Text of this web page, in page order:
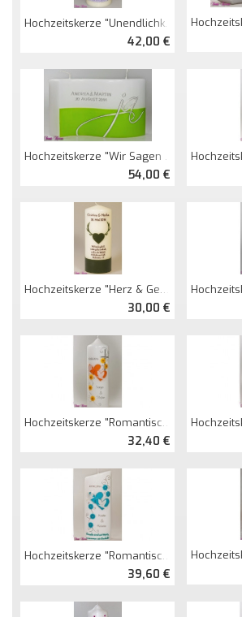
Hochzeitskerze "Unendlichkeitszeichen Mit Spitze Und Spruch"
42,00 €
Hochzeitskerze "Wir Sagen Ja"
54,00 €
Hochzeitskerze
Hochzeitskerze "Herz & Geweih"
30,00 €
Hochzeitskerze
Hochzeitskerze "romantisch" Mit Blumen
32,40 €
Hochzeitskerze
Hochzeitskerze "romantisch" Ohne Kreuz Mit Spruch Oval Abg.
39,60 €
Hochzeitskerze